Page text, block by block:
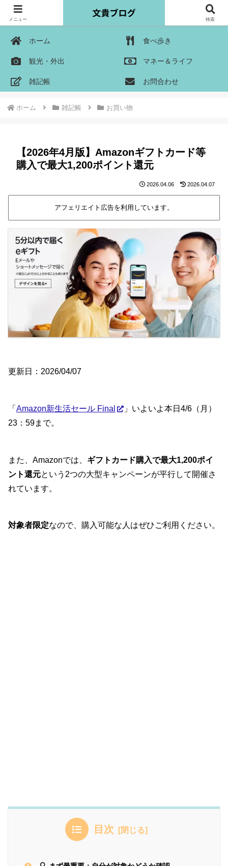
ホーム 食べ歩き
観光・外出 マネー＆ライフ
雑記帳 お問合わせ
ホーム 雑記帳 お買い物
【2026年4月版】Amazonギフトカード等
購入で最大1,200ポイント還元
2026.04.06 2026.04.07
アフェリエイト広告を利用しています。
更新日：2026/04/07
「 Amazon新生活セール Final
」いよいよ本日4/6（月）
23：59まで。
また、Amazonでは、 ギフトカード購入で最大1,200ポイ
ント還元という2つの大型キャンペーンが平行して開催さ
れています。
対象者限定なので、購入可能な人はぜひご利用ください。
目次
メニュー 検索